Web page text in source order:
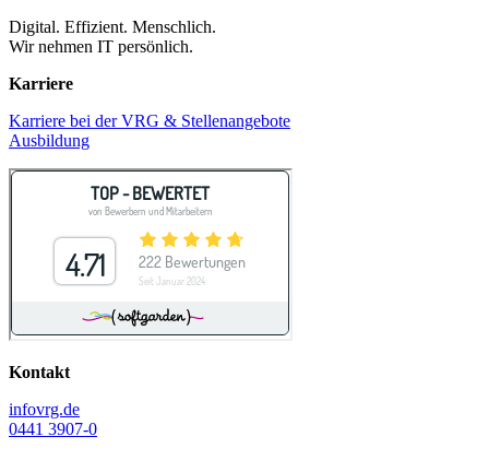
Digital. Effizient. Menschlich.
Wir nehmen IT persönlich.
Karriere
Karriere bei der VRG & Stellenangebote
Ausbildung
Kontakt
infovrg.de
0441 3907-0